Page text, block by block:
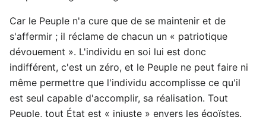
Car le Peuple n'a cure que de se maintenir et de
s'affermir ; il réclame de chacun un « patriotique
dévouement ». L'individu en soi lui est donc
indifférent, c'est un zéro, et le Peuple ne peut faire ni
même permettre que l'individu accomplisse ce qu'il
est seul capable d'accomplir, sa réalisation. Tout
Peuple, tout État est « injuste » envers les égoïstes.